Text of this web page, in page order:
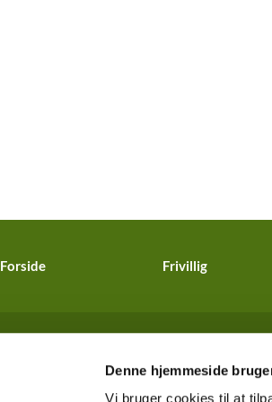
Denne hjemmeside
Vi bruger cookies til at
Forside Frivillig